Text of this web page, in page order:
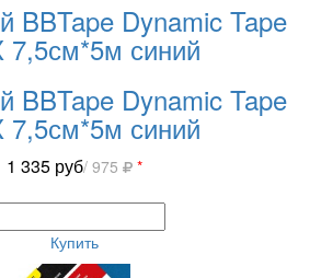
BBTape Dynamic Tape
7,5см*5м синий
BBTape Dynamic Tape
7,5см*5м синий
1 335 руб/ 975 *
Купить